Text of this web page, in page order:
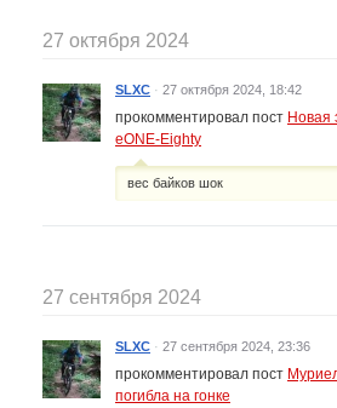
27 октября 2024
SLXC · 27 октября 2024, 18:42
прокомментировал пост Новая
eONE-Eighty
вес байков шок
27 сентября 2024
SLXC · 27 сентября 2024, 23:36
прокомментировал пост
погибла на гонке